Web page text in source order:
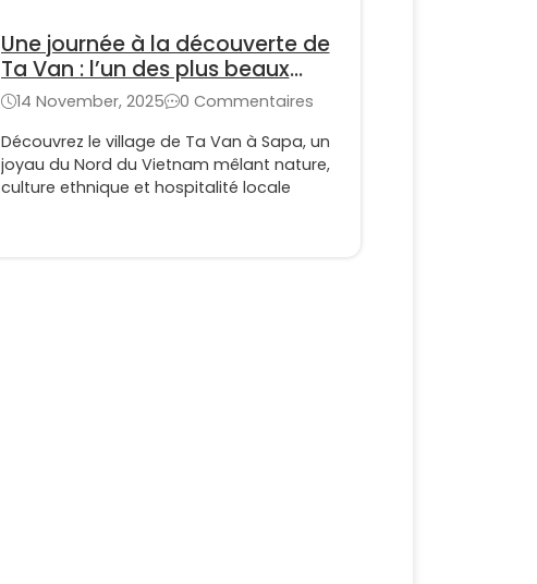
Une journée à la découverte de
Ta Van : l’un des plus beaux
villages d’Asie
14 November, 2025
0 Commentaires
Découvrez le village de Ta Van à Sapa, un
joyau du Nord du Vietnam mêlant nature,
culture ethnique et hospitalité locale